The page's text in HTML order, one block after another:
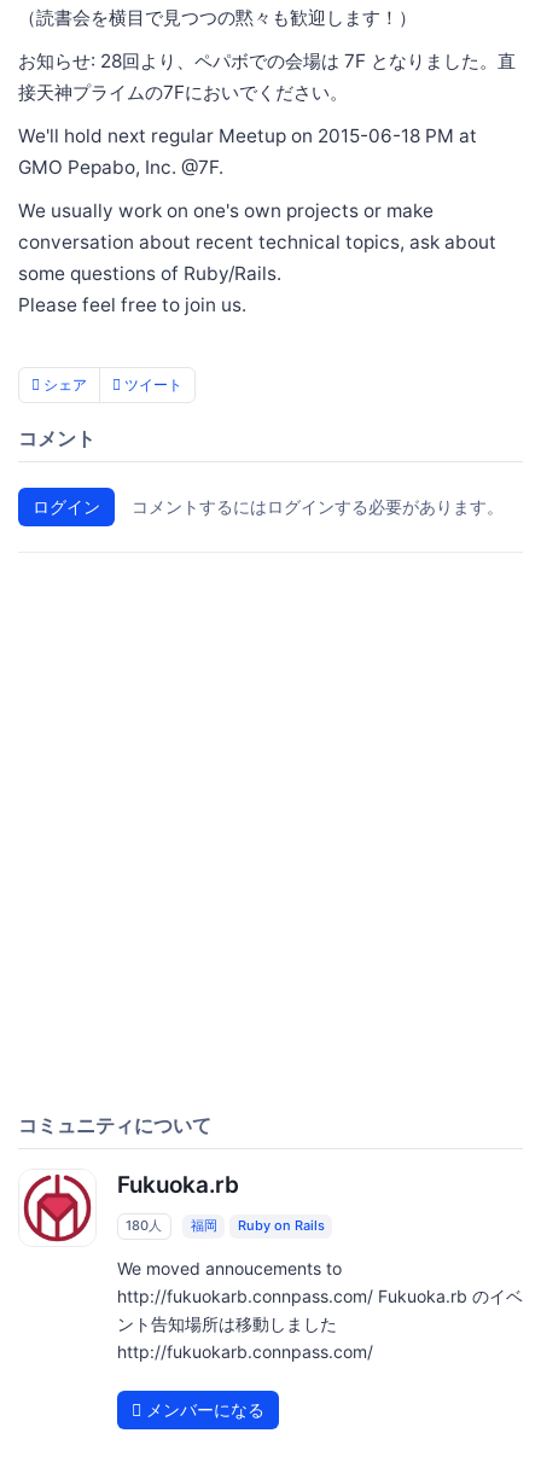
（読書会を横目で見つつの黙々も歓迎します！）
お知らせ: 28回より、ペパボでの会場は 7F となりました。直
接天神プライムの7Fにおいでください。
We'll hold next regular Meetup on 2015-06-18 PM at
GMO Pepabo, Inc. @7F.
We usually work on one's own projects or make
conversation about recent technical topics, ask about
some questions of Ruby/Rails.
Please feel free to join us.
シェア ツイート
コメント
ログイン コメントするにはログインする必要があります。
コミュニティについて
Fukuoka.rb
180人 福岡 Ruby on Rails
We moved annoucements to
http://fukuokarb.connpass.com/ Fukuoka.rb のイベ
ント告知場所は移動しました
http://fukuokarb.connpass.com/
メンバーになる